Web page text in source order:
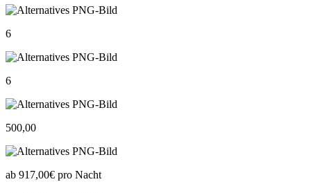
6
6
500,00
ab 917,00€ pro Nacht